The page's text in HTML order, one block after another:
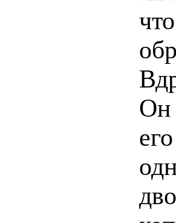
Он